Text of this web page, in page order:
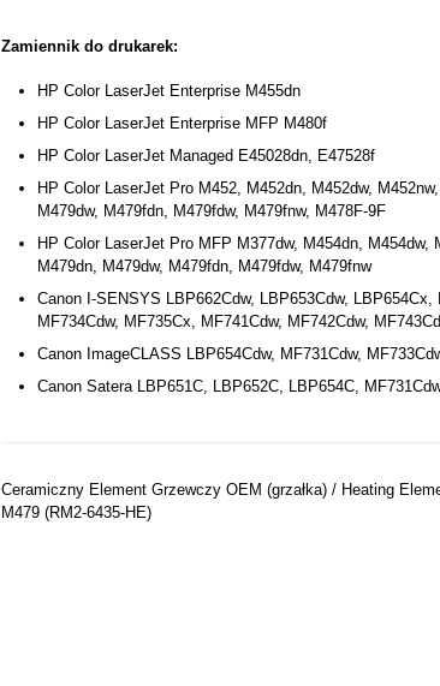
Zamiennik do drukarek:
HP Color LaserJet Enterprise M455dn
HP Color LaserJet Enterprise MFP M480f
HP Color LaserJet Managed E45028dn, E47528f
HP Color LaserJet Pro M452, M452dn, M452dw,
M479dw, M479fdn, M479fdw, M479fnw, M478F-9F
HP Color LaserJet Pro MFP M377dw, M454dn, M454dw,
M479dn, M479dw, M479fdn, M479fdw, M479fnw
Canon I-SENSYS LBP662Cdw, LBP653Cdw,
MF734Cdw, MF735Cx, MF741Cdw, MF742Cdw,
Canon ImageCLASS LBP654Cdw, MF731Cdw,
Canon Satera LBP651C, LBP652C, LBP654C,
Ceramiczny Element Grzewczy OEM (grzałka) / Heating
M479 (RM2-6435-HE)